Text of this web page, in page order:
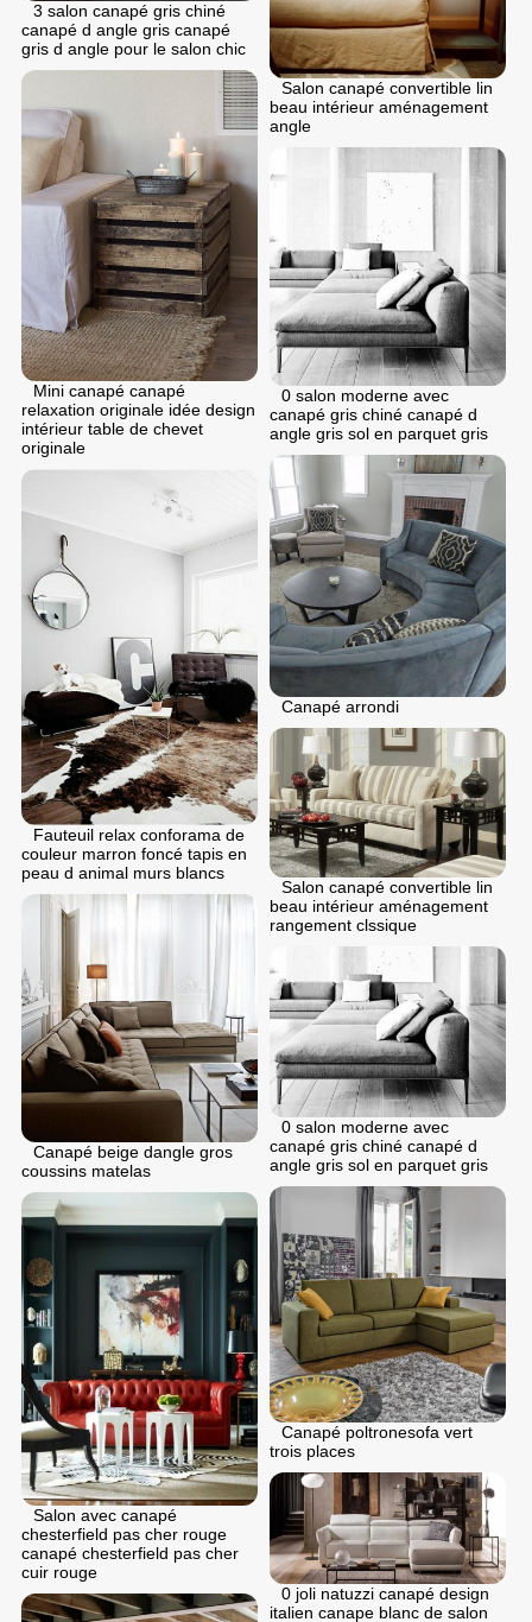
3 salon canapé gris chiné
canapé d angle gris canapé
gris d angle pour le salon chic
Salon canapé convertible lin
beau intérieur aménagement
angle
Mini canapé canapé
relaxation originale idée design
intérieur table de chevet
originale
0 salon moderne avec
canapé gris chiné canapé d
angle gris sol en parquet gris
Canapé arrondi
Fauteuil relax conforama de
couleur marron foncé tapis en
peau d animal murs blancs
Salon canapé convertible lin
beau intérieur aménagement
rangement clssique
Canapé beige dangle gros
coussins matelas
0 salon moderne avec
canapé gris chiné canapé d
angle gris sol en parquet gris
Canapé poltronesofa vert
trois places
Salon avec canapé
chesterfield pas cher rouge
canapé chesterfield pas cher
cuir rouge
0 joli natuzzi canapé design
italien canape blanc de salon